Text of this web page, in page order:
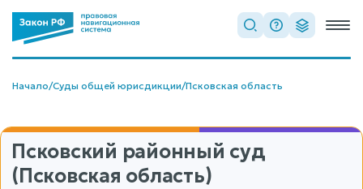
Начало/Суды общей юрисдикции/Псковская область
Псковский районный суд
(Псковская область)